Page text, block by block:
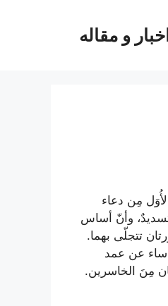
اخبار و مقاله
مِن دعاء
وأنّ أساس
تتجلّى بهما.
أساء عن عمد
مِنَ الخاسرين.